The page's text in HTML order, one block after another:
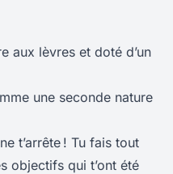
aux lèvres et doté d’un
une seconde nature
t’arrête ! Tu fais tout
objectifs qui t’ont été